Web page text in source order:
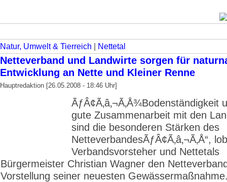
Natur, Umwelt & Tierreich Nettetal
Netteverband und Landwirte sorgen für
Entwicklung an Nette und Kleiner Renne
Hauptredaktion [26.05.2008 - 18:46 Uhr]
ÃƒÂ¢Ã‚â‚¬Ã‚Å¾Bodenständigkeit
gute Zusammenarbeit mit den
sind die besonderen Stärken des
NetteverbandesÃƒÂ¢Ã‚â‚¬Ã‚Å“,
Verbandsvorsteher und Nettetals
Bürgermeister Christian Wagner den
Vorstellung seiner neuesten